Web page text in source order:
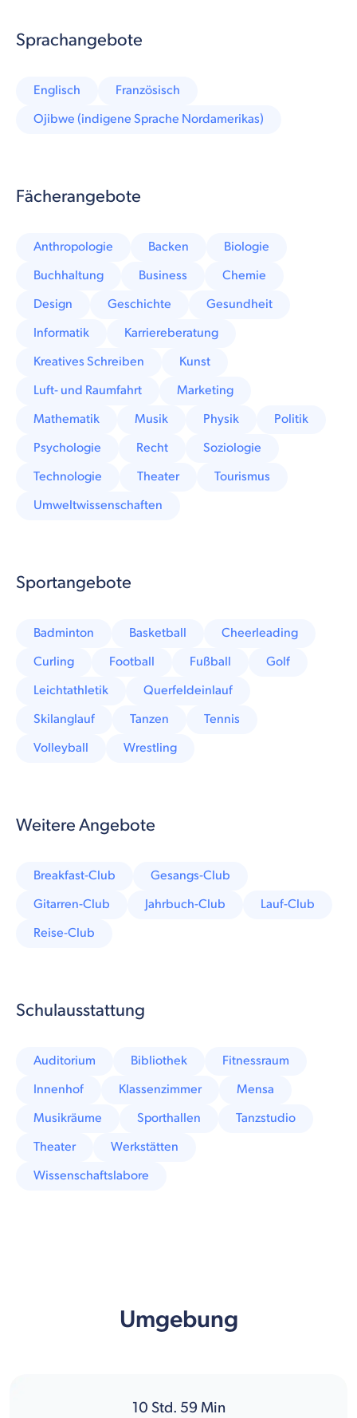
Sprachangebote
Englisch
Französisch
Ojibwe (indigene Sprache Nordamerikas)
Fächerangebote
Anthropologie Backen
Biologie
Buchhaltung
Business
Chemie
Design
Geschichte
Gesundheit
Informatik
Karriereberatung
Kreatives Schreiben
Kunst
Luft- und Raumfahrt
Marketing
Mathematik
Musik Physik
Politik
Psychologie
Recht
Soziologie
Technologie
Theater
Tourismus
Umweltwissenschaften
Sportangebote
Badminton Basketball
Cheerleading
Curling
Football Fußball
Golf
Leichtathletik
Querfeldeinlauf
Skilanglauf
Tanzen
Tennis
Volleyball
Wrestling
Weitere Angebote
Breakfast-Club
Gesangs-Club
Gitarren-Club
Jahrbuch-Club
Lauf-Club
Reise-Club
Schulausstattung
Auditorium Bibliothek
Fitnessraum
Innenhof
Klassenzimmer
Mensa
Musikräume
Sporthallen
Tanzstudio
Theater
Werkstätten
Wissenschaftslabore
Umgebung
10 Std. 59 Min